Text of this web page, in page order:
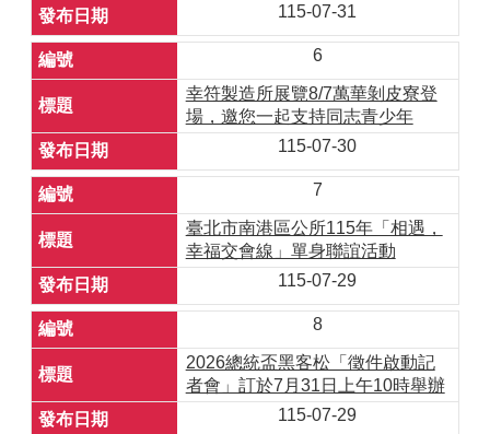
115-07-31
6
幸符製造所展覽8/7萬華剝皮寮登
場，邀您一起支持同志青少年
115-07-30
7
臺北市南港區公所115年「相遇，
幸福交會線」單身聯誼活動
115-07-29
8
2026總統盃黑客松「徵件啟動記
者會」訂於7月31日上午10時舉辦
115-07-29